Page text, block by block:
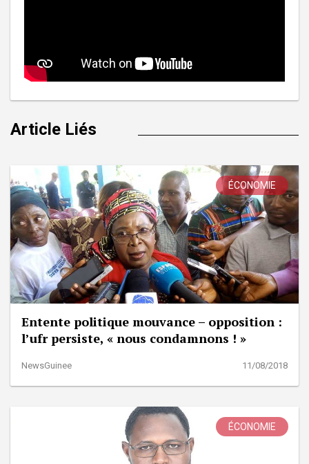
Article Liés
ÉCONOMIE
Entente politique mouvance – opposition :
l’ufr persiste, « nous condamnons ! »
NewsGuinee 11/08/2018
ÉCONOMIE